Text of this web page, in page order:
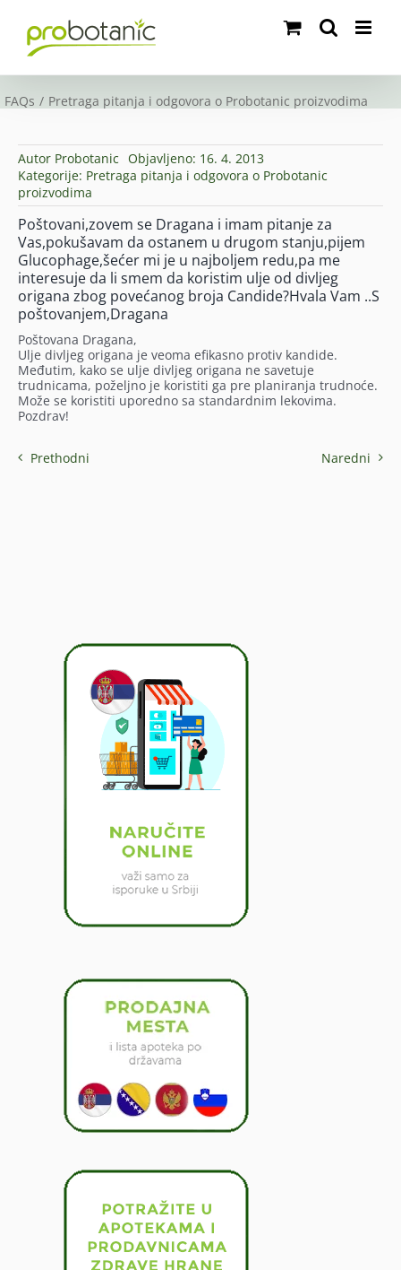
content
FAQs Pretraga pitanja i odgovora o Probotanic proizvodima
Autor Probotanic Objavljeno: 16. 4. 2013
Kategorije: Pretraga pitanja i odgovora o Probotanic
proizvodima
Poštovani,zovem se Dragana i imam pitanje za
Vas,pokušavam da ostanem u drugom stanju,pijem
Glucophage,šećer mi je u najboljem redu,pa me
interesuje da li smem da koristim ulje od divljeg
origana zbog povećanog broja Candide?Hvala Vam ..S
poštovanjem,Dragana
Poštovana Dragana,
Ulje divljeg origana je veoma efikasno protiv kandide.
Međutim, kako se ulje divljeg origana ne savetuje
trudnicama, poželjno je koristiti ga pre planiranja trudnoće.
Može se koristiti uporedno sa standardnim lekovima.
Pozdrav!
Prethodni Naredni